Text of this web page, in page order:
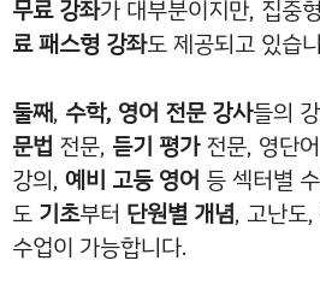
무료 강좌가 대부분이지만, 집중
료 패스형 강좌도 제공되고 있습
둘째, 수학, 영어 전문 강사들의
문법 전문, 듣기 평가전문, 영단
강의, 예비 고등 영어 등 섹터별
도 기초부터 단원별 개념, 고난도
수업이 가능합니다.